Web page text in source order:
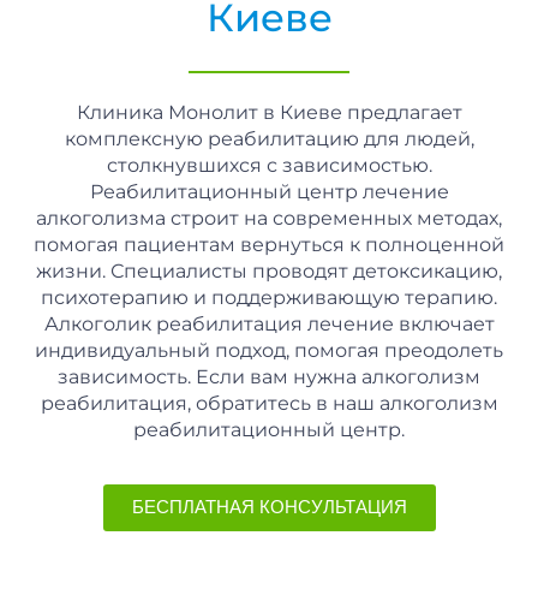
Киеве
Клиника Монолит в Киеве предлагает
комплексную реабилитацию для людей,
столкнувшихся с зависимостью.
Реабилитационный центр лечение
алкоголизма строит на современных методах,
помогая пациентам вернуться к полноценной
жизни. Специалисты проводят детоксикацию,
психотерапию и поддерживающую терапию.
Алкоголик реабилитация лечение включает
индивидуальный подход, помогая преодолеть
зависимость. Если вам нужна алкоголизм
реабилитация, обратитесь в наш алкоголизм
реабилитационный центр.
БЕСПЛАТНАЯ КОНСУЛЬТАЦИЯ